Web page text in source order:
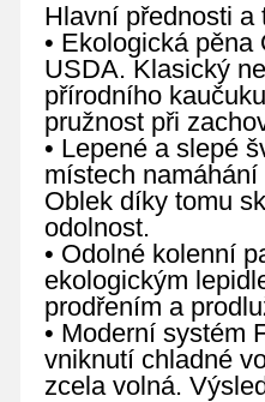
Hlavní přednosti a
• Ekologická
USDA. Klasický
přírodního
pružnost při
• Lepené a slepé
místech
Oblek díky tomu
odolnost.
• Odolné kolenní
ekologickým
prodřením a
• Moderní systém
vniknutí chladné
zcela volná.